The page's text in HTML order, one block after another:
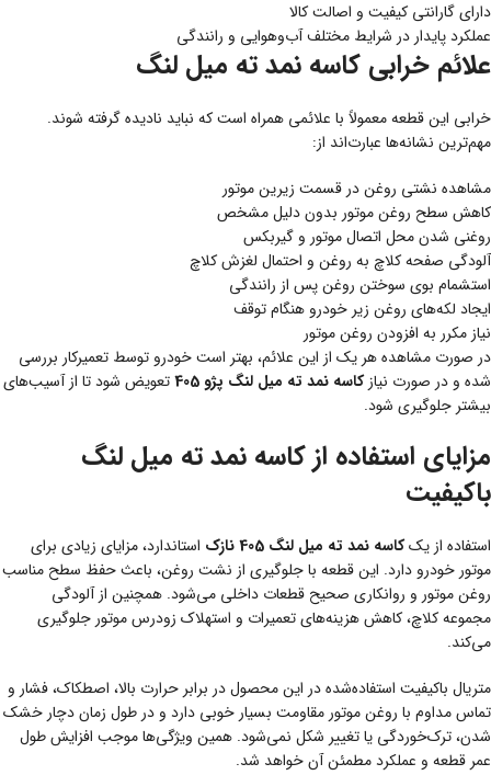
دارای گارانتی کیفیت و اصالت کالا
عملکرد پایدار در شرایط مختلف آب‌وهوایی و رانندگی
علائم خرابی کاسه نمد ته میل لنگ
خرابی این قطعه معمولاً با علائمی همراه است که نباید نادیده گرفته شوند.
مهم‌ترین نشانه‌ها عبارت‌اند از:
مشاهده نشتی روغن در قسمت زیرین موتور
کاهش سطح روغن موتور بدون دلیل مشخص
روغنی شدن محل اتصال موتور و گیربکس
آلودگی صفحه کلاچ به روغن و احتمال لغزش کلاچ
استشمام بوی سوختن روغن پس از رانندگی
ایجاد لکه‌های روغن زیر خودرو هنگام توقف
نیاز مکرر به افزودن روغن موتور
در صورت مشاهده هر یک از این علائم، بهتر است خودرو توسط تعمیرکار بررسی
شده و در صورت نیازکاسه نمد ته میل لنگ پژو 405
تعویض شود تا از آسیب‌های
بیشتر جلوگیری شود.
مزایای استفاده از کاسه نمد ته میل لنگ
باکیفیت
استفاده از یککاسه نمد ته میل لنگ 405 نازک
استاندارد، مزایای زیادی برای
موتور خودرو دارد. این قطعه با جلوگیری از نشت روغن، باعث حفظ سطح مناسب
روغن موتور و روانکاری صحیح قطعات داخلی می‌شود. همچنین از آلودگی
مجموعه کلاچ، کاهش هزینه‌های تعمیرات و استهلاک زودرس موتور جلوگیری
می‌کند.
متریال باکیفیت استفاده‌شده در این محصول در برابر حرارت بالا، اصطکاک، فشار و
تماس مداوم با روغن موتور مقاومت بسیار خوبی دارد و در طول زمان دچار خشک
شدن، ترک‌خوردگی یا تغییر شکل نمی‌شود. همین ویژگی‌ها موجب افزایش طول
عمر قطعه و عملکرد مطمئن آن خواهد شد.